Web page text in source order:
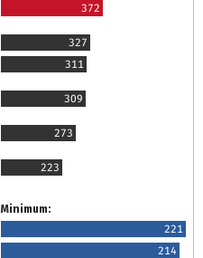
372
327
311
309
273
223
Minimum:
221
214